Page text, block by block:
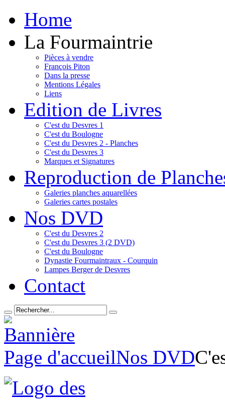
Home
La Fourmaintrie
Pièces à vendre
François Piton
Dans la presse
Mentions Légales
Liens
Edition de Livres
C'est du Desvres 1
C'est du Boulogne
C'est du Desvres 2 - Planches
C'est du Desvres 3
Marques et Signatures
Reproduction de
Galeries planches aquarellées
Galeries cartes postales
Nos DVD
C'est du Desvres 2
C'est du Desvres 3 (2 DVD)
C'est du Boulogne
Dynastie Fourmaintraux - Courquin
Lampes Berger de Desvres
Contact
Page d'accueilNos DVD